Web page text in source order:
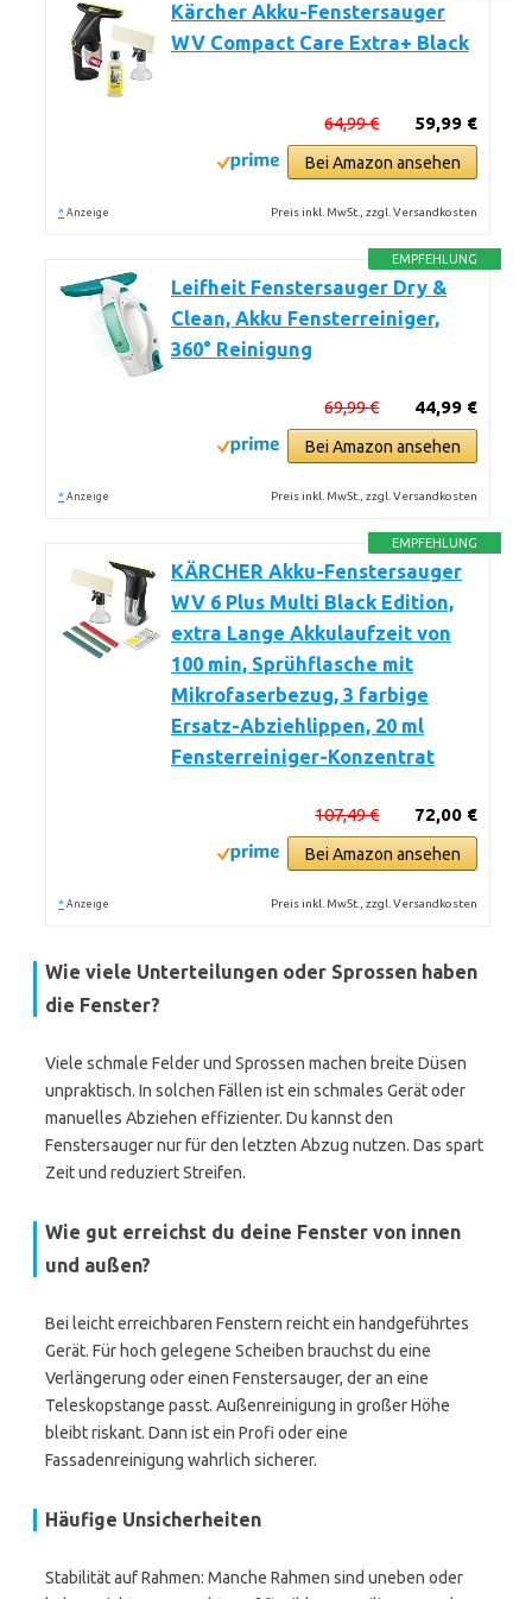
Kärcher Akku-Fenstersauger
WV Compact Care Extra+ Black
59,99 €
64,99 €
Bei Amazon ansehen
* Anzeige Preis inkl. MwSt., zzgl. Versandkosten
EMPFEHLUNG
Leifheit Fenstersauger Dry &
Clean, Akku Fensterreiniger,
360° Reinigung
44,99 €
69,99 €
Bei Amazon ansehen
* Anzeige Preis inkl. MwSt., zzgl. Versandkosten
EMPFEHLUNG
KÄRCHER Akku-Fenstersauger
WV 6 Plus Multi Black Edition,
extra Lange Akkulaufzeit von
100 min, Sprühflasche mit
Mikrofaserbezug, 3 farbige
Ersatz-Abziehlippen, 20 ml
Fensterreiniger-Konzentrat
72,00 €
107,49 €
Bei Amazon ansehen
* Anzeige Preis inkl. MwSt., zzgl. Versandkosten
Wie viele Unterteilungen oder Sprossen haben
die Fenster?
Viele schmale Felder und Sprossen machen breite Düsen
unpraktisch. In solchen Fällen ist ein schmales Gerät oder
manuelles Abziehen effizienter. Du kannst den
Fenstersauger nur für den letzten Abzug nutzen. Das spart
Zeit und reduziert Streifen.
Wie gut erreichst du deine Fenster von innen
und außen?
Bei leicht erreichbaren Fenstern reicht ein handgeführtes
Gerät. Für hoch gelegene Scheiben brauchst du eine
Verlängerung oder einen Fenstersauger, der an eine
Teleskopstange passt. Außenreinigung in großer Höhe
bleibt riskant. Dann ist ein Profi oder eine
Fassadenreinigung wahrlich sicherer.
Häufige Unsicherheiten
Stabilität auf Rahmen: Manche Rahmen sind uneben oder